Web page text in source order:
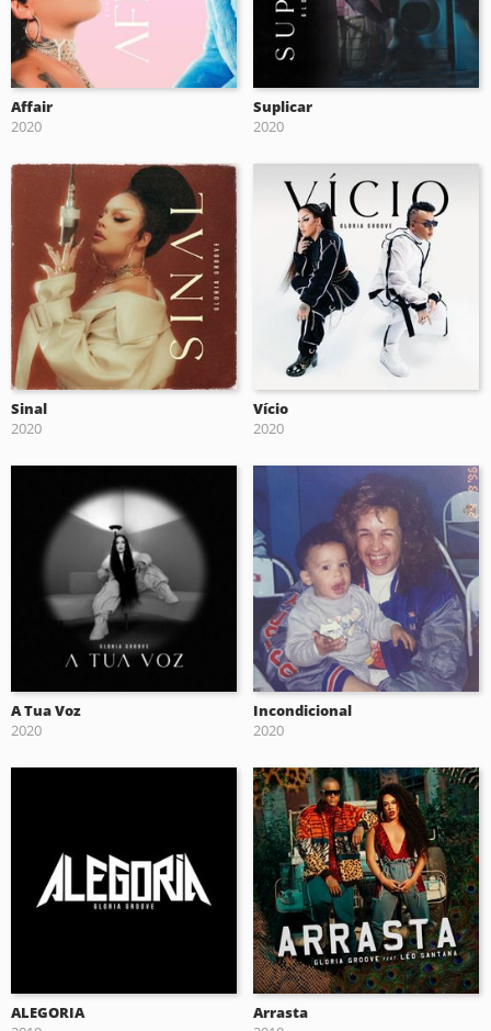
Affair
2020
Suplicar
2020
Sinal
2020
Vício
2020
A Tua Voz
2020
Incondicional
2020
ALEGORIA
Arrasta